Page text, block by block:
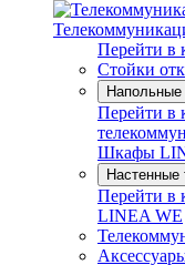
Перейти в
Стойки
Перейти в
Шкафы
Перейти в
LINEA WE